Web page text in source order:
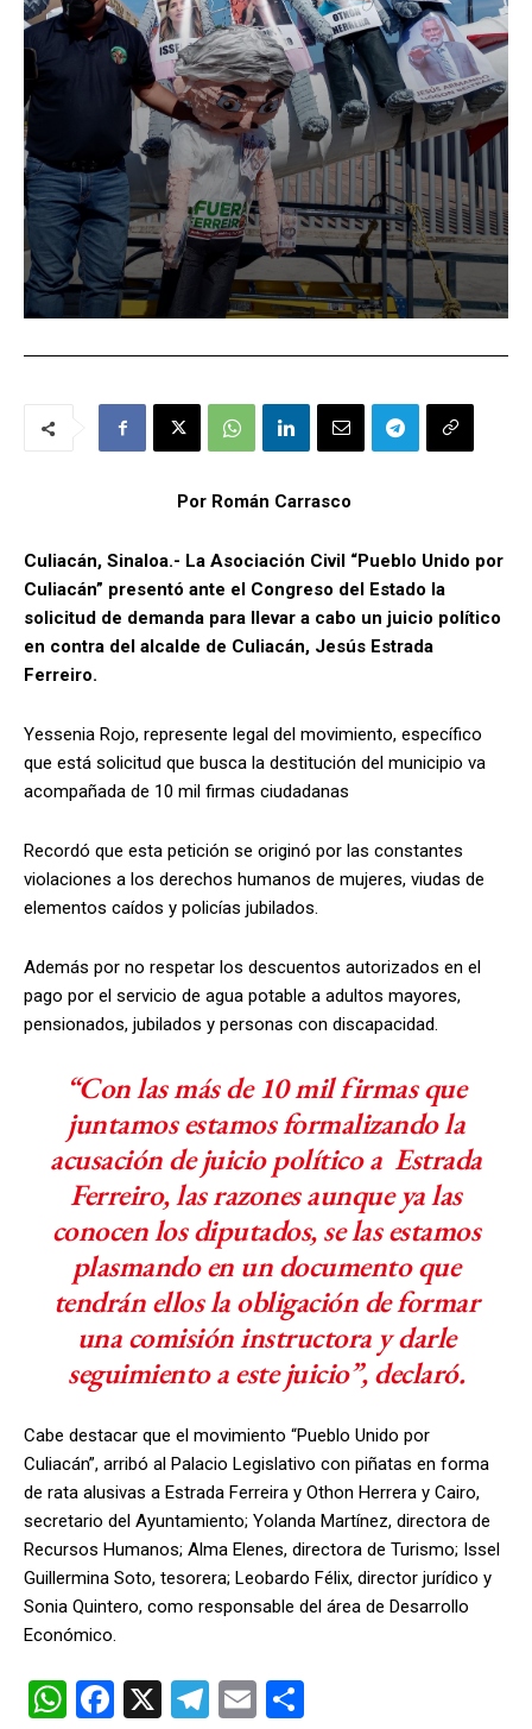
Por Román Carrasco
Culiacán, Sinaloa.- La Asociación Civil “Pueblo Unido por
Culiacán” presentó ante el Congreso del Estado la
solicitud de demanda para llevar a cabo un juicio político
en contra del alcalde de Culiacán, Jesús Estrada
Ferreiro.
Yessenia Rojo, represente legal del movimiento, específico
que está solicitud que busca la destitución del municipio va
acompañada de 10 mil firmas ciudadanas
Recordó que esta petición se originó por las constantes
violaciones a los derechos humanos de mujeres, viudas de
elementos caídos y policías jubilados.
Además por no respetar los descuentos autorizados en el
pago por el servicio de agua potable a adultos mayores,
pensionados, jubilados y personas con discapacidad.
“Con las más de 10 mil firmas que
juntamos estamos formalizando la
acusación de juicio político a Estrada
Ferreiro, las razones aunque ya las
conocen los diputados, se las estamos
plasmando en un documento que
tendrán ellos la obligación de formar
una comisión instructora y darle
seguimiento a este juicio”, declaró.
Cabe destacar que el movimiento “Pueblo Unido por
Culiacán”, arribó al Palacio Legislativo con piñatas en forma
de rata alusivas a Estrada Ferreira y Othon Herrera y Cairo,
secretario del Ayuntamiento; Yolanda Martínez, directora de
Recursos Humanos; Alma Elenes, directora de Turismo; Issel
Guillermina Soto, tesorera; Leobardo Félix, director jurídico y
Sonia Quintero, como responsable del área de Desarrollo
Económico.
W F
X
T
E